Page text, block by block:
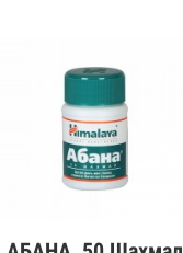
Дэлгэрэнгүй